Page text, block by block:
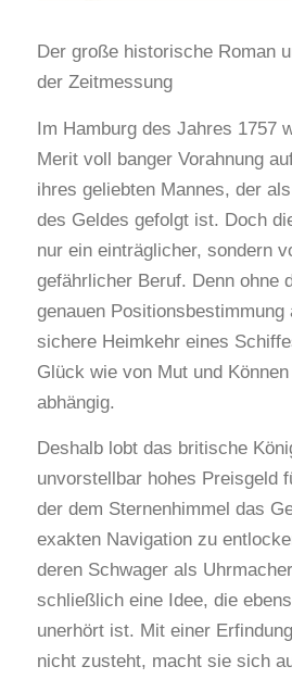
Der große historische Roman
der Zeitmessung
Im Hamburg des Jahres 1757
Merit voll banger Vorahnung
ihres geliebten Mannes, der
des Geldes gefolgt ist. Doch
nur ein einträglicher, sondern
gefährlicher Beruf. Denn ohne
genauen Positionsbestimmung
sichere Heimkehr eines
Glück wie von Mut und
abhängig.
Deshalb lobt das britische
unvorstellbar hohes Preisgeld
der dem Sternenhimmel das
exakten Navigation zu
deren Schwager als
schließlich eine Idee, die
unerhört ist. Mit einer
nicht zusteht, macht sie sich